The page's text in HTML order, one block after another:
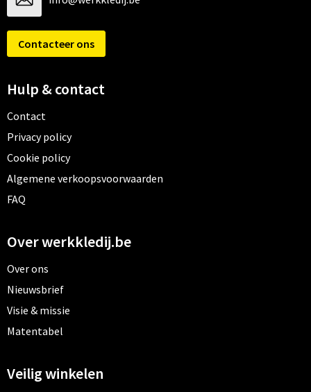
Contacteer ons
Hulp & contact
Contact
Privacy policy
Cookie policy
Algemene verkoopsvoorwaarden
FAQ
Over werkkledij.be
Over ons
Nieuwsbrief
Visie & missie
Matentabel
Veilig winkelen